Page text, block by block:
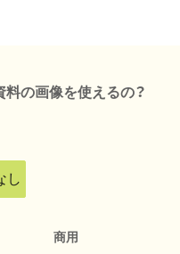
の画像を使えるの？
し
商用